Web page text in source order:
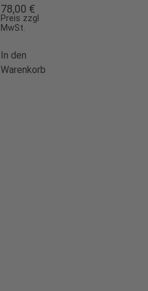
78,00 €
Preis zzgl
MwSt.
In den
Warenkorb